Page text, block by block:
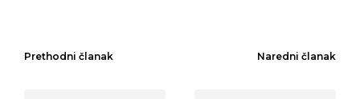
Prethodni članak Naredni članak